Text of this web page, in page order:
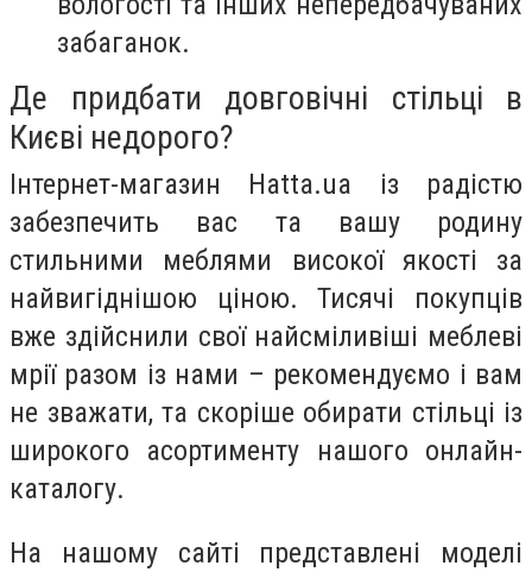
забаганок.
Де придбати довговічні стільці в
Києві недорого?
Інтернет-магазин Hatta.ua із радістю
забезпечить вас та вашу родину
стильними меблями високої якості за
найвигіднішою ціною. Тисячі покупців
вже здійснили свої найсміливіші меблеві
мрії разом із нами – рекомендуємо і вам
не зважати, та скоріше обирати стільці із
широкого асортименту нашого онлайн-
каталогу.
На нашому сайті представлені моделі